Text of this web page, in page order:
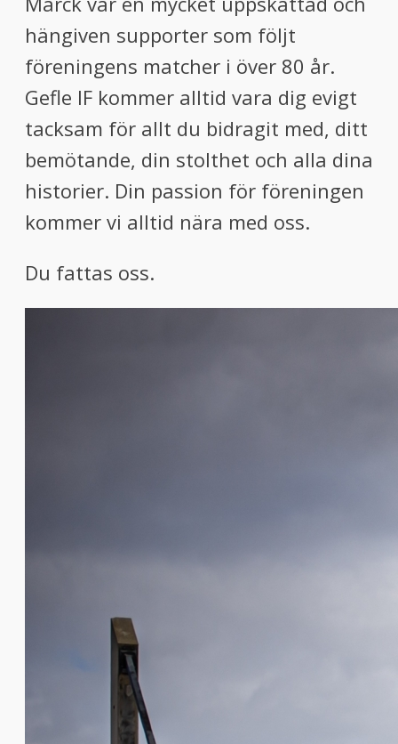
hängiven supporter som följt
föreningens matcher i över 80 år.
Gefle IF kommer alltid vara dig evigt
tacksam för allt du bidragit med, ditt
bemötande, din stolthet och alla dina
historier. Din passion för föreningen
kommer vi alltid nära med oss.
Du fattas oss.